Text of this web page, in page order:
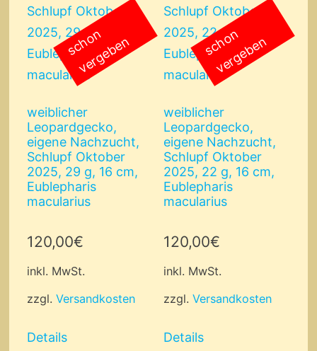
weiblicher
Leopardgecko,
eigene Nachzucht,
Schlupf Oktober
2025, 29 g, 16 cm,
Eublepharis
macularius
120,00€
inkl. MwSt.
zzgl. Versandkosten
Details
s
c
h
o
n
v
e
r
g
e
b
e
n
weiblicher
Leopardgecko,
eigene Nachzucht,
Schlupf Oktober
2025, 22 g, 16 cm,
Eublepharis
macularius
120,00€
inkl. MwSt.
zzgl.Versandkosten
Details
s
c
h
o
n
v
e
r
g
e
b
e
n